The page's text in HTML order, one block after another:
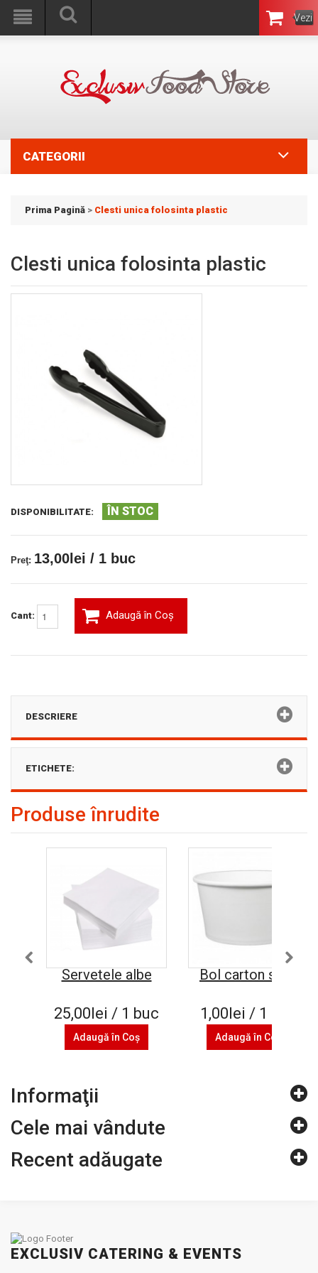
Vezi
Coşul
CATEGORII
Prima Pagină > Clesti unica folosinta plastic
Clesti unica folosinta plastic
DISPONIBILITATE: ÎN STOC
Preţ: 13,00lei / 1 buc
Cant: Adaugă în Coş
DESCRIERE
ETICHETE:
Produse înrudite
Servetele albe
25,00lei / 1 buc
Adaugă în Coş
Bol carton supa
1,00lei / 1 buc
Adaugă în Coş
Informaţii
Cele mai vândute
Recent adăugate
EXCLUSIV CATERING & EVENTS